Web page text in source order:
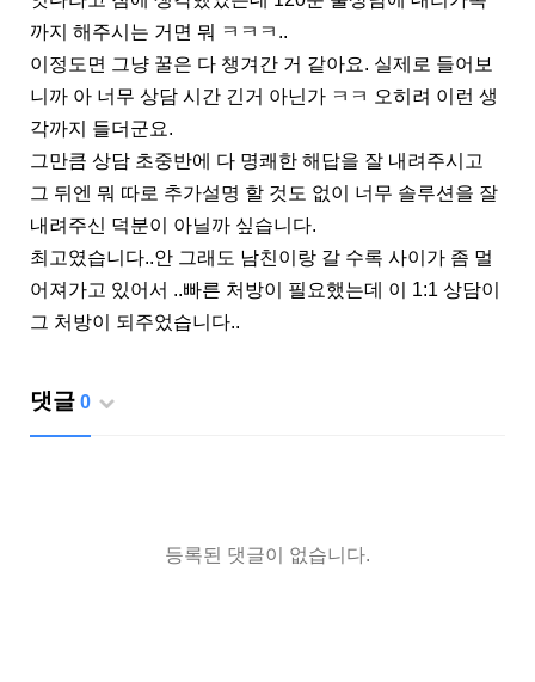
까지 해주시는 거면 뭐 ㅋㅋㅋ..
이정도면 그냥 꿀은 다 챙겨간 거 같아요. 실제로 들어보
니까 아 너무 상담 시간 긴거 아닌가 ㅋㅋ 오히려 이런 생
각까지 들더군요.
그만큼 상담 초중반에 다 명쾌한 해답을 잘 내려주시고
그 뒤엔 뭐 따로 추가설명 할 것도 없이 너무 솔루션을 잘
내려주신 덕분이 아닐까 싶습니다.
최고였습니다..안 그래도 남친이랑 갈 수록 사이가 좀 멀
어져가고 있어서 ..빠른 처방이 필요했는데 이 1:1 상담이
그 처방이 되주었습니다..
댓글 0
등록된 댓글이 없습니다.